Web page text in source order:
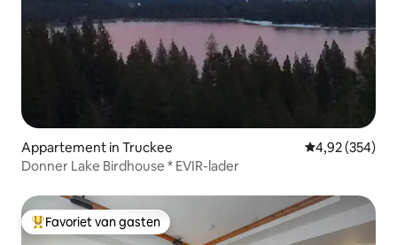
Appartement in Truckee Gemiddelde
4,92 (354)
Donner Lake Birdhouse * EVIR-lader
Topfavoriet van gasten
Favoriet van gasten